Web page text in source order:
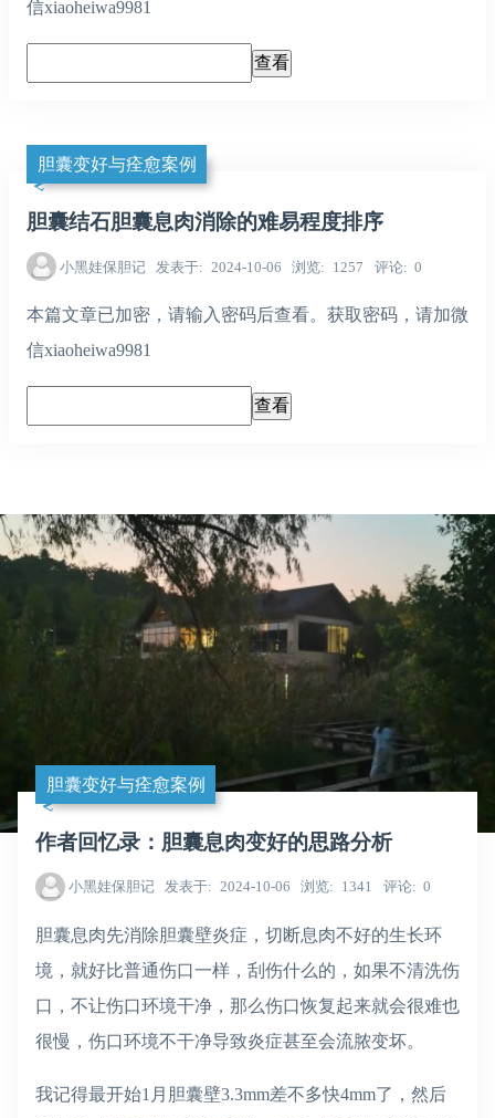
信xiaoheiwa9981
胆囊变好与痊愈案例
胆囊结石胆囊息肉消除的难易程度排序
小黑娃保胆记 发表于 2024-10-06 浏览 1257 评论 0
本篇文章已加密，请输入密码后查看。获取密码，请加微
信xiaoheiwa9981
胆囊变好与痊愈案例
作者回忆录：胆囊息肉变好的思路分析
小黑娃保胆记 发表于 2024-10-06 浏览 1341 评论 0
胆囊息肉先消除胆囊壁炎症，切断息肉不好的生长环
境，就好比普通伤口一样，刮伤什么的，如果不清洗伤
口，不让伤口环境干净，那么伤口恢复起来就会很难也
很慢，伤口环境不干净导致炎症甚至会流脓变坏。
我记得最开始1月胆囊壁3.3mm差不多快4mm了，然后